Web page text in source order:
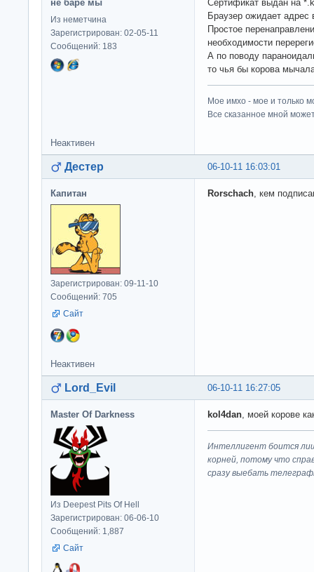
не баре мы
Из неметчина
Зарегистрирован: 02-05-11
Сообщений: 183
Сертификат выдан на
Браузер ожидает адрес
Простое
необходимости
А по поводу
то чья бы корова
Мое имхо - мое и только
Все сказанное мной
Неактивен
06-10-11 16:03:01
Дестер
Капитан
Зарегистрирован: 09-11-10
Сообщений: 705
Сайт
Rorschach , кем
Неактивен
06-10-11 16:27:05
Lord_Evil
Master Of Darkness
Из Deepest Pits Of Hell
Зарегистрирован: 06-06-10
Сообщений: 1,887
Сайт
kol4dan , моей корове
Интеллигент боится
корней, потому что
сразу выeбaть